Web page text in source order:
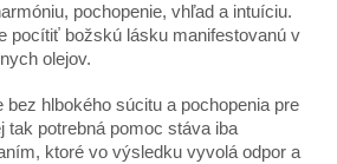
pochopenie, vhľad a intuíciu.
pocítiť božskú lásku manifestovanú v
olejov.
bez hlbokého súcitu a pochopenia pre
tak potrebná pomoc stáva iba
ktoré vo výsledku vyvolá odpor a